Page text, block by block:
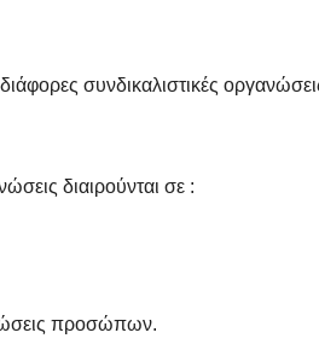
συνδικαλιστικές
διαιρούνται σε :
προσώπων.